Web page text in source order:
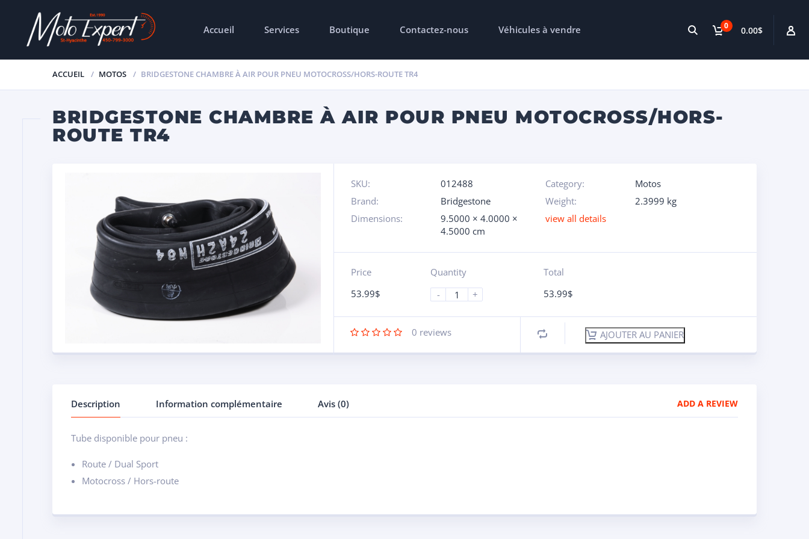
0 0.00$
Accueil Services Boutique Contactez-nous Véhicules à vendre
ACCUEIL MOTOS BRIDGESTONE CHAMBRE À AIR POUR PNEU MOTOCROSS/HORS-ROUTE TR4
BRIDGESTONE CHAMBRE À AIR POUR PNEU MOTOCROSS/HORS-
ROUTE TR4
SKU: 012488 Category:
Motos
Brand:
Bridgestone Weight:
2.3999 kg
Dimensions:
9.5000 × 4.0000 ×
4.5000 cm
view all details
Price
53.99$
Quantity
-
+
Total
53.99$
0 reviews AJOUTER AU PANIER
Description Information complémentaire Avis (0) ADD A REVIEW
Tube disponible pour pneu :
Route / Dual Sport
Motocross / Hors-route